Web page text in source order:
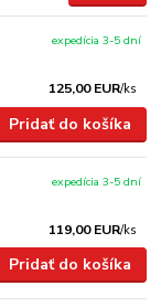
125,00 EUR/ks
expedícia 3-5 dní
Pridať do košíka
119,00 EUR/ks
expedícia 3-5 dní
Pridať do košíka